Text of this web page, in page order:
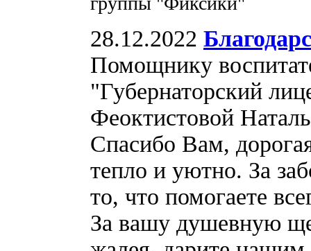
28.12.2022
Помощнику
"Губернаторский
Феоктистовой
Спасибо Вам,
тепло и уютно. За
то, что помогаете
За вашу душевную